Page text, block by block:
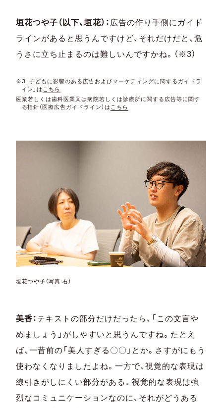
垣花つや子（以下、垣花）： 広告の作り手側にガイド
ラインがあると思うんですけど、それだけだと、危
うさに立ち止まるのは難しいんですかね。（※3）
※3「子どもに影響のある広告およびマーケティングに関するガイドラ
イン」は こちら
医業若しくは歯科医業又は病院若しくは診療所に関する広告等に関す
る指針（医療広告ガイドライン）は こちら
垣花つや子（写真 右）
美香： テキストの部分だけだったら、「この文言や
めましょう」がしやすいと思うんですね。たとえ
ば、一昔前の「美人すぎる〇〇」とか。さすがにもう
使わなくなりましたよね。一方で、視覚的な表現は
線引きがしにくい部分がある。視覚的な表現は強
烈なコミュニケーションなのに、それがどうある